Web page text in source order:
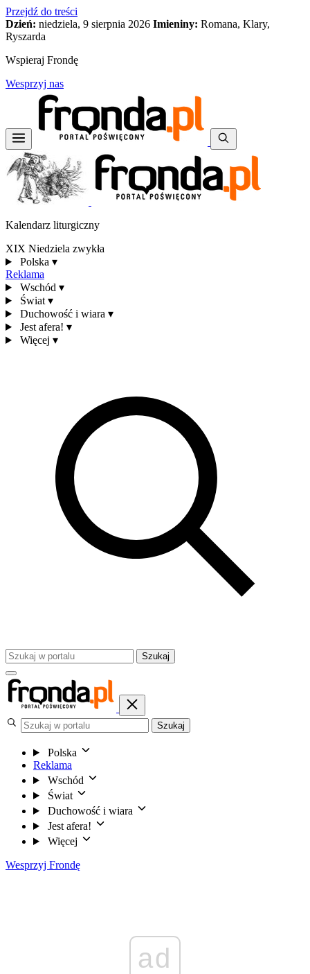
Przejdź do treści
Dzień: niedziela, 9 sierpnia 2026 Imieniny: Romana, Klary,
Ryszarda
Wspieraj Frondę
Wesprzyj nas
Kalendarz liturgiczny
XIX Niedziela zwykła
Polska ▾
Reklama
Wschód ▾
Świat ▾
Duchowość i wiara ▾
Jest afera! ▾
Więcej ▾
Szukaj
Szukaj
Polska
Reklama
Wschód
Świat
Duchowość i wiara
Jest afera!
Więcej
Wesprzyj Frondę
ad